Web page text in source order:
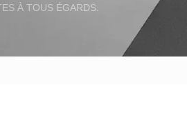
À TOUS ÉGARDS.